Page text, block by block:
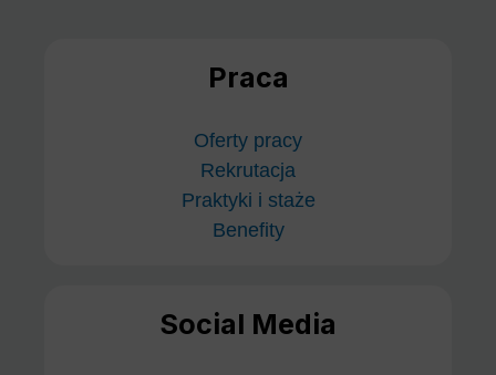
Praca
Oferty pracy
Rekrutacja
Praktyki i staże
Benefity
Social Media